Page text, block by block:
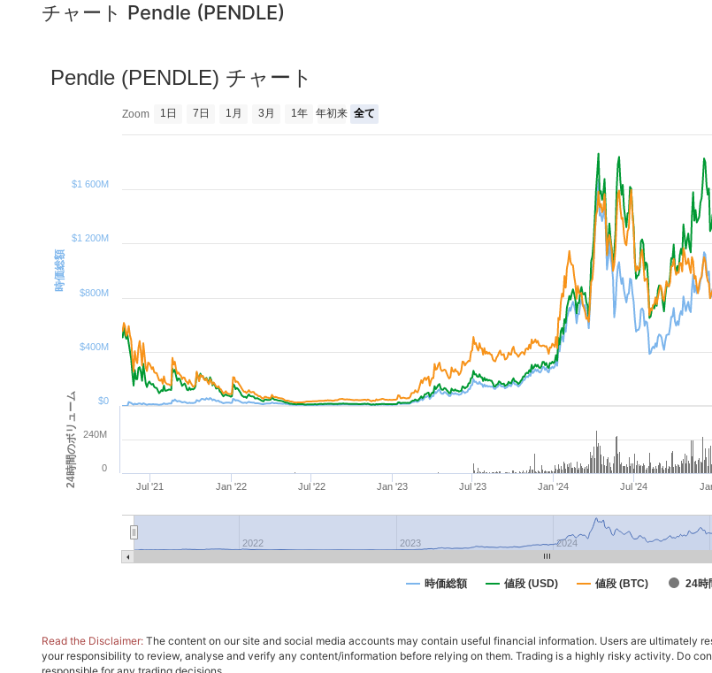
チャート Pendle (PENDLE)
Zoom 1日 7日 1月 3月 1年 年初来 全て
時価総額
24時間のボリューム
Pendle (PENDLE) チャート
時価総額 値段 (USD) 値段 (BTC) 24時
Jan '22 Jan '23 Jan '24
Jul '21 Jul '22 Jul '23 Jul '24
2022 2023 2024
$0
$400M
$800M
$1 200M
$1 600M
0
240M
Read the Disclaimer: The content on our site and social media accounts may contain useful financial information. Users are ultimately
your responsibility to review, analyse and verify any content/information before relying on them. Trading is a highly risky activity. Do